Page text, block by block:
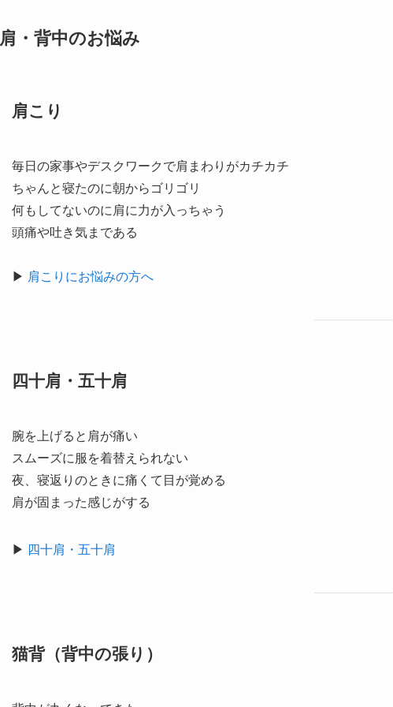
肩・背中のお悩み
肩こり
毎日の家事やデスクワークで肩まわりがカチカチ
ちゃんと寝たのに朝からゴリゴリ
何もしてないのに肩に力が入っちゃう
頭痛や吐き気まである
▶ 肩こりにお悩みの方へ
四十肩・五十肩
腕を上げると肩が痛い
スムーズに服を着替えられない
夜、寝返りのときに痛くて目が覚める
肩が固まった感じがする
▶ 四十肩・五十肩
猫背（背中の張り）